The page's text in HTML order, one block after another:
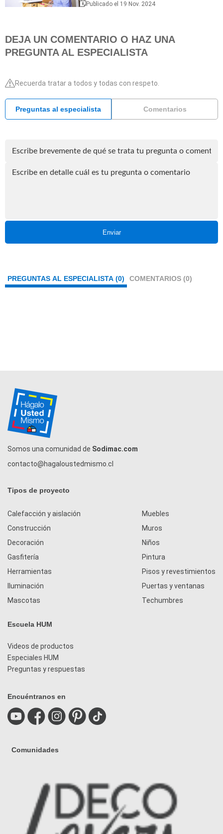
Publicado el 19 Nov. 2024
DEJA UN COMENTARIO O HAZ UNA
PREGUNTA AL ESPECIALISTA
Recuerda tratar a todos y todas con respeto.
Preguntas al especialista Comentarios
Enviar
PREGUNTAS AL ESPECIALISTA (0) COMENTARIOS (0)
Somos una comunidad de Sodimac.com
contacto@hagaloustedmismo.cl
Tipos de proyecto
Calefacción y aislación
Construcción
Decoración
Gasfitería
Herramientas
Iluminación
Mascotas
Muebles
Muros
Niños
Pintura
Pisos y revestimientos
Puertas y ventanas
Techumbres
Escuela HUM
Videos de productos
Especiales HUM
Preguntas y respuestas
Encuéntranos en
Comunidades